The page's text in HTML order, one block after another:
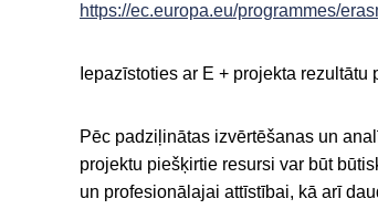
https://ec.europa.eu/programmes/
Iepazīstoties ar E + projekta
Pēc padziļinātas izvērtēšanas un
projektu piešķirtie resursi var būt
un profesionālajai attīstībai, kā arī